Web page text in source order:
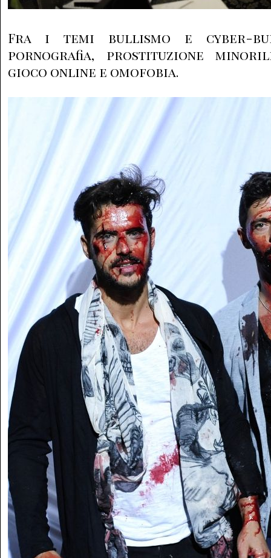
Fra i temi bullismo e cyber-
pornografia, prostituzione
gioco online e omofobia.